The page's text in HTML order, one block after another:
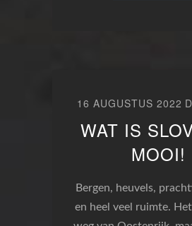
16 AUGUSTUS 2022
WAT IS
MOOI!
Bergen, heuvels,
en heel veel ruimte.